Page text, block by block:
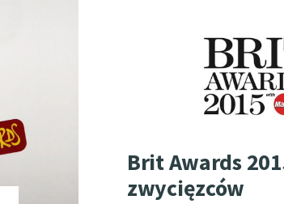
Brit Awards
zwycięzców